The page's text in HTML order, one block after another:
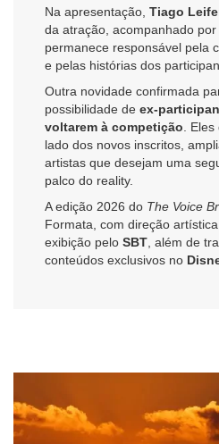
Na apresentação, Tiago
da atração, acompanhado por
permanece responsável pela
e pelas histórias dos
Outra novidade confirmada
possibilidade de ex-
voltarem à competição .
lado dos novos inscritos,
artistas que desejam uma
palco do reality.
A edição 2026 do The Voice
Formata, com direção
exibição pelo SBT, além de
conteúdos exclusivos no